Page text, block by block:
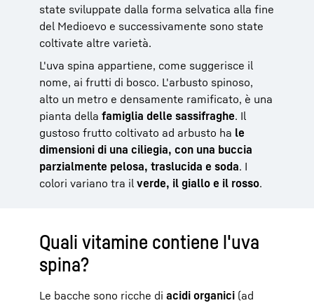
state sviluppate dalla forma selvatica alla fine
del Medioevo e successivamente sono state
coltivate altre varietà.
L'uva spina appartiene, come suggerisce il
nome, ai frutti di bosco. L'arbusto spinoso,
alto un metro e densamente ramificato, è una
pianta della famiglia delle sassifraghe. Il
gustoso frutto coltivato ad arbusto ha le
dimensioni di una ciliegia, con una buccia
parzialmente pelosa, traslucida e soda. I
colori variano tra il verde, il giallo e il rosso.
Quali vitamine contiene l'uva
spina?
Le bacche sono ricche di acidi organici (ad